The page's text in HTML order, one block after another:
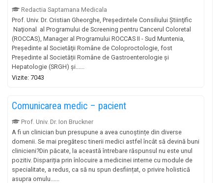
Redactia Saptamana Medicala
Prof. Univ. Dr. Cristian Gheorghe, Președintele Consiliului Știinţific
Naţional al Programului de Screening pentru Cancerul Coloretal
(ROCCAS), Manager al Programului ROCCAS II - Sud Muntenia,
Președinte al Societăţii Române de Coloproctologie, fost
Președinte al Societății Române de Gastroenterologie și
Hepatologie (SRGH) și......
Vizite: 7043
Comunicarea medic – pacient
Prof. Univ. Dr. Ion Bruckner
A fi un clinician bun presupune a avea cunoștințe din diverse
domenii. Se mai pregătesc tinerii medici astfel încât să devină buni
clinicieni?Din păcate, la această întrebare răspunsul nu este unul
pozitiv. Dispariția prin înlocuire a medicinei interne cu module de
specialitate, a redus, ca să nu spun desființat, o privire holistică
asupra omulu......